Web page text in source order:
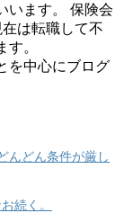
います。 保険会
は転職して不
。
を中心にブログ
んどん条件が厳し
続く。